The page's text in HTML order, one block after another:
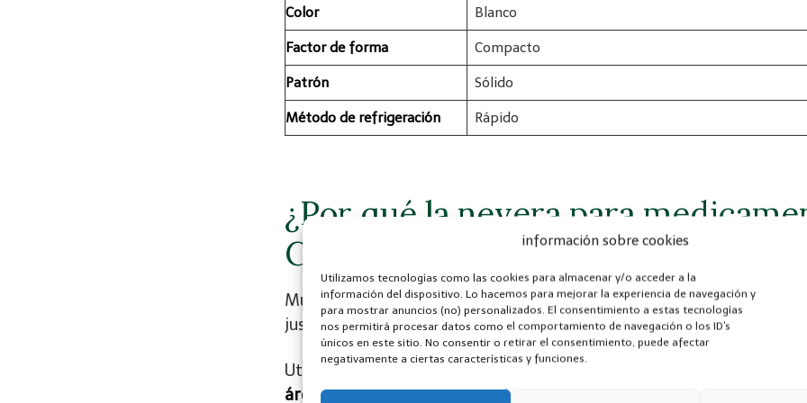
información sobre cookies
Utilizamos tecnologías como las cookies para almacenar y/o acceder a la
información del dispositivo. Lo hacemos para mejorar la experiencia de navegación y
para mostrar anuncios (no) personalizados. El consentimiento a estas tecnologías
nos permitirá procesar datos como el comportamiento de navegación o los ID's
únicos en este sitio. No consentir o retirar el consentimiento, puede afectar
negativamente a ciertas características y funciones.
Color Blanco
Factor de forma Compacto
Patrón Sólido
Método de refrigeración Rápido
¿Por qué la nevera para
CGOLDENWALL tiene ese precio?
Muchos se preguntarán si el precio de la Nevera para insulina
justificado, y la respuesta es: ¡Sí!
Utilizando la tecnología más puntera, la
área de los refrigeradors para insulina portátiles